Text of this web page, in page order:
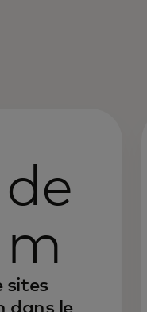
sites
dans le